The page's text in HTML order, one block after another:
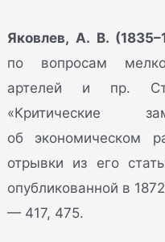
Яковлев, А. В.
по вопросам
артелей и пр.
«Критические
об экономическом
отрывки из его
опубликованной в
— 417, 475.